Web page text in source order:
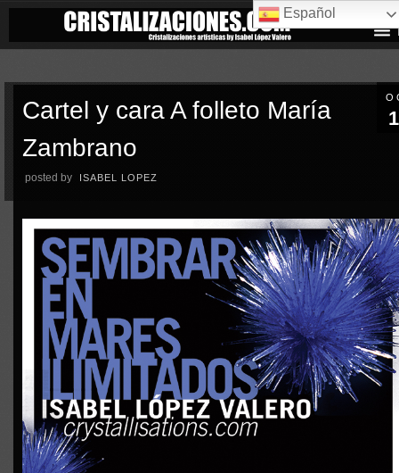
Cartel y cara A folleto María
Zambrano
posted by ISABEL LOPEZ
Español